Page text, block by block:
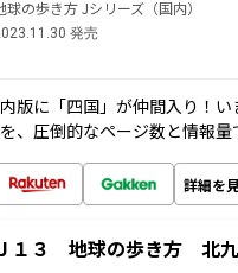
球の歩き方 Jシリーズ（国内）
発売
内版に「四国」が仲間入り！
、圧倒的なページ数と情報量
詳細を
１３ 地球の歩き方 北